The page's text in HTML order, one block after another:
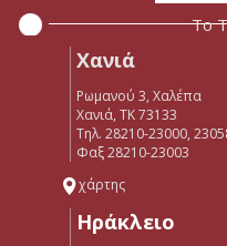
Το
Χανιά
Ρωμανού 3, Χαλέπα
Χανιά, ΤΚ 73133
Τηλ. 28210-23000,
Φαξ 28210-23003
χάρτης
Ηράκλειο